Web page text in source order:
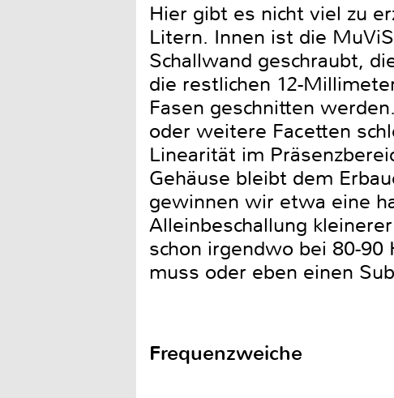
Hier gibt es nicht viel zu
Litern. Innen ist die
Schallwand geschraubt,
die restlichen 12-
Fasen geschnitten
oder weitere Facetten
Linearität im
Gehäuse bleibt dem
gewinnen wir etwa eine
Alleinbeschallung
schon irgendwo bei 80-
muss oder eben einen
Frequenzweiche